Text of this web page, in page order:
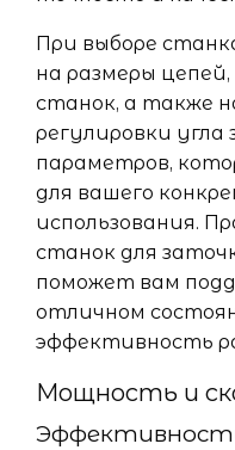
При выборе
на размеры
станок, а также
регулировки угла
параметров,
для вашего
использования.
станок для
поможет вам
отличном
эффективность
Мощность и